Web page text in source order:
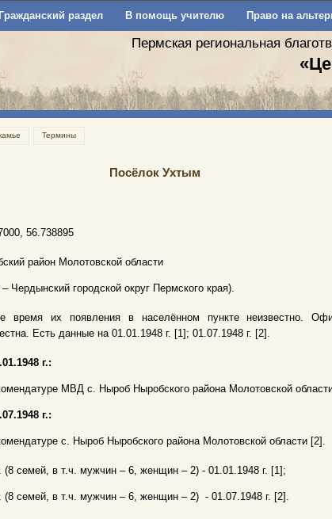
Гражданский раздел В помощь учителю Право на
Пермская региональная
Термины
Посёлок Ухтым
56.738895
район Молотовской области
Чердынский городской округ Пермского края).
время их появления в населённом пункте неизвестно.
Есть данные на 01.01.1948 г. [1]; 01.07.1948 г. [2].
г.:
МВД с. Ныроб Ныробского района Молотовской
г.:
с. Ныроб Ныробского района Молотовской области [2].
(8 семей, в т.ч. мужчин – 6, женщин – 2) - 01.01.1948 г. [1];
(8 семей, в т.ч. мужчин – 6, женщин – 2) - 01.07.1948 г. [2].